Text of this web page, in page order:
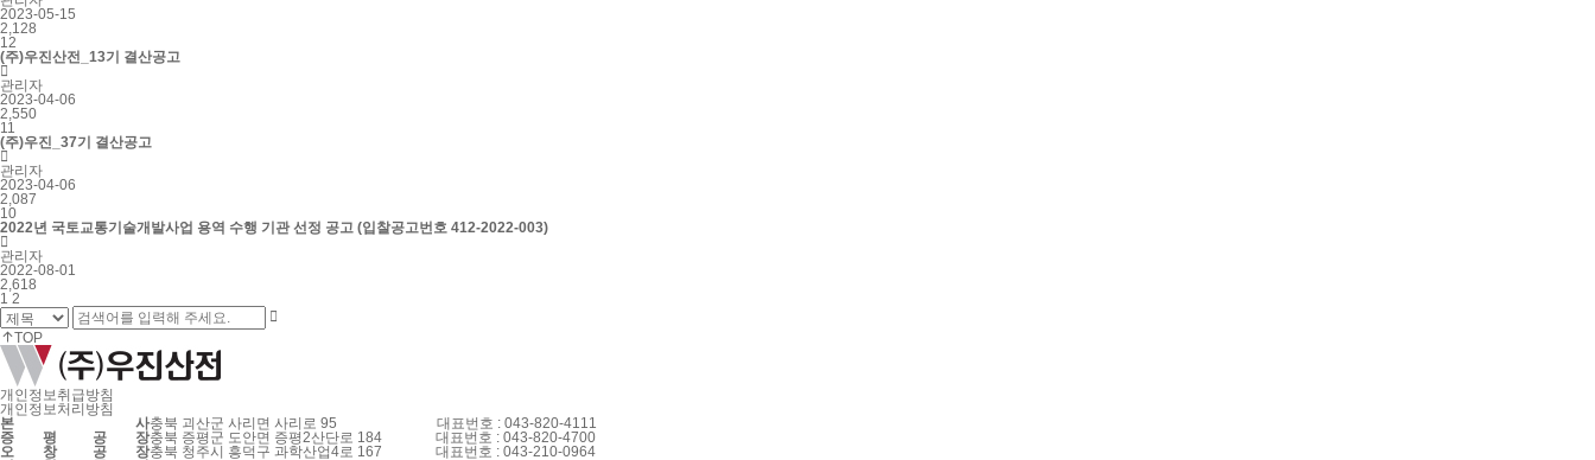
2023-05-15
2,128
12
(주)우진산전_13기 결산공고

관리자
2023-04-06
2,550
11
(주)우진_37기 결산공고

관리자
2023-04-06
2,087
10
2022년 국토교통기술개발사업 용역 수행 기관 선정 공고 (입찰공고번호 412-2022-003)

관리자
2022-08-01
2,618
1 2

TOP
개인정보취급방침
개인정보처리방침
본
사충북 괴산군 사리면 사리로 95
대표번호 : 043-820-4111
증
평 공 장충북 증평군 도안면 증평2산단로 184 대표번호 : 043-820-4700
오
창 공 장충북 청주시 흥덕구 과학산업4로 167 대표번호 : 043-210-0964